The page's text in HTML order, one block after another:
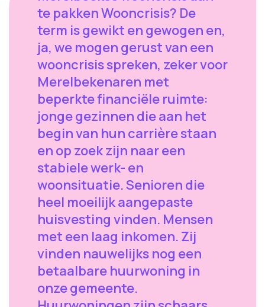
te pakken Wooncrisis? De
term is gewikt en gewogen en,
ja, we mogen gerust van een
wooncrisis spreken, zeker voor
Merelbekenaren met
beperkte financiële ruimte:
jonge gezinnen die aan het
begin van hun carrière staan
en op zoek zijn naar een
stabiele werk- en
woonsituatie. Senioren die
heel moeilijk aangepaste
huisvesting vinden. Mensen
met een laag inkomen. Zij
vinden nauwelijks nog een
betaalbare huurwoning in
onze gemeente.